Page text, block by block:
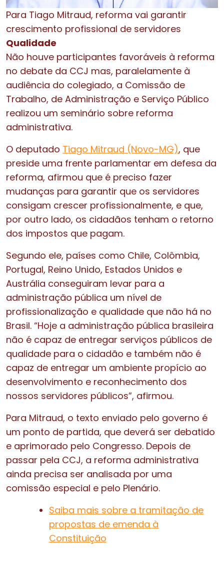
Para Tiago Mitraud, reforma vai garantir
crescimento profissional de servidores
Qualidade
Não houve participantes favoráveis à reforma
no debate da CCJ mas, paralelamente à
audiência do colegiado, a Comissão de
Trabalho, de Administração e Serviço Público
realizou um seminário sobre reforma
administrativa.
O deputado Tiago Mitraud (Novo-MG), que
preside uma frente parlamentar em defesa da
reforma, afirmou que é preciso fazer
mudanças para garantir que os servidores
consigam crescer profissionalmente, e que,
por outro lado, os cidadãos tenham o retorno
dos impostos que pagam.
Segundo ele, países como Chile, Colômbia,
Portugal, Reino Unido, Estados Unidos e
Austrália conseguiram levar para a
administração pública um nível de
profissionalização e qualidade que não há no
Brasil. “Hoje a administração pública brasileira
não é capaz de entregar serviços públicos de
qualidade para o cidadão e também não é
capaz de entregar um ambiente propício ao
desenvolvimento e reconhecimento dos
nossos servidores públicos”, afirmou.
Para Mitraud, o texto enviado pelo governo é
um ponto de partida, que deverá ser debatido
e aprimorado pelo Congresso. Depois de
passar pela CCJ, a reforma administrativa
ainda precisa ser analisada por uma
comissão especial e pelo Plenário.
Saiba mais sobre a tramitação de
propostas de emenda à
Constituição